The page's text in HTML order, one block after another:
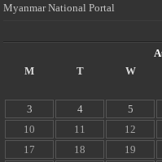
Myanmar National Portal
M
T W
3
4 5
10
11 12
17
18 19